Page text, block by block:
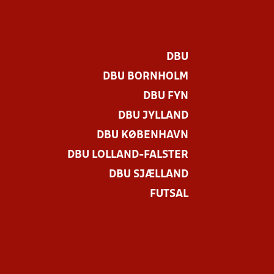
DBU
DBU BORNHOLM
DBU FYN
DBU JYLLAND
DBU KØBENHAVN
DBU LOLLAND-FALSTER
DBU SJÆLLAND
FUTSAL